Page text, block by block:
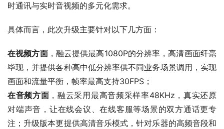
时通讯与实时音视频的多元化需求。
具体而言，此次升级主要针对以下几方面：
在视频方面，融云提供最高1080P的分辨率，高清画面纤毫
毕现，并提供各种高中低分辨率供不同业务场景调用，实现
画面和流量平衡，帧率最高支持30FPS；
在音频方面 ，融云采用最高音频采样率48KHz，真实还原
对端声音，让在线会议、在线客服等场景的双方通话更专
注；升级版本更提供高清音乐模式，针对乐器的高频音段和